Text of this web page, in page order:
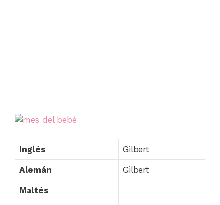
Inglés Gilbert
Alemán Gilbert
Maltés